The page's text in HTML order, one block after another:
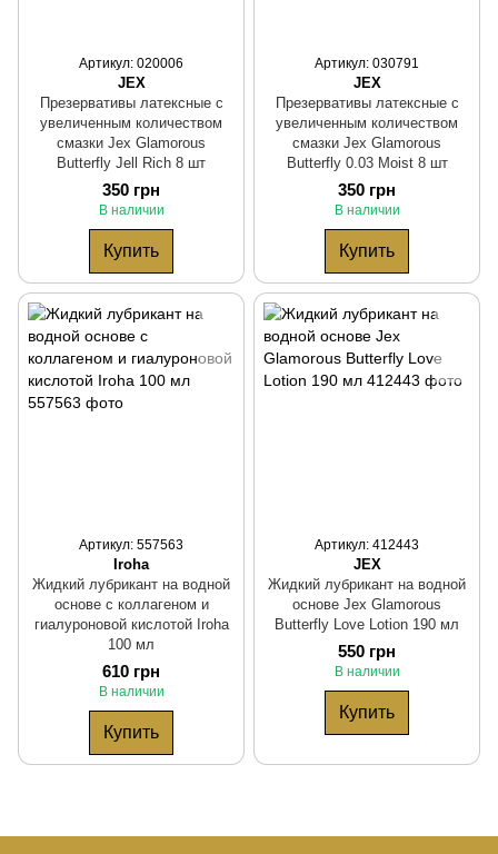
Артикул: 020006
JEX
Презервативы латексные с
увеличенным количеством
смазки Jex Glamorous
Butterfly Jell Rich 8 шт
350 грн
В наличии
Купить
Артикул: 030791
JEX
Презервативы латексные с
увеличенным количеством
смазки Jex Glamorous
Butterfly 0.03 Moist 8 шт
350 грн
В наличии
Купить
Артикул: 557563
Iroha
Жидкий лубрикант на водной
основе с коллагеном и
гиалуроновой кислотой Iroha
100 мл
610 грн
В наличии
Купить
Артикул: 412443
JEX
Жидкий лубрикант на водной
основе Jex Glamorous
Butterfly Love Lotion 190 мл
550 грн
В наличии
Купить